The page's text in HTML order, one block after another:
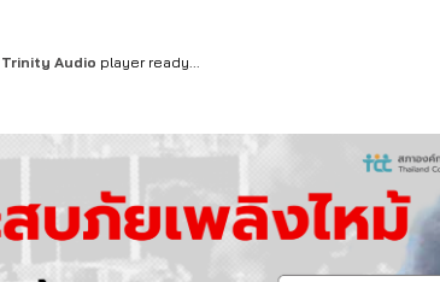
Trinity Audio player ready...